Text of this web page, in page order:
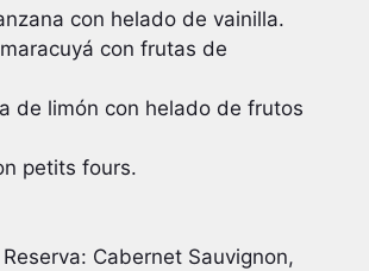
con helado de vainilla.
con frutas de
de limón con helado de frutos
petits fours.
Cabernet Sauvignon,